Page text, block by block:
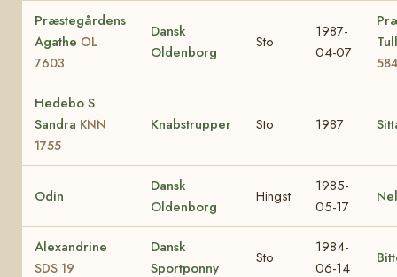
Præstegårdens
Agathe OL
7603
Dansk
Oldenborg
Sto
1987-
04-07
Hedebo S
Sandra KNN
1755
Knabstrupper Sto 1987
Odin
Dansk
Oldenborg
Hingst
1985-
05-17
Alexandrine
SDS 19
Dansk
Sportponny
Sto
1984-
06-14